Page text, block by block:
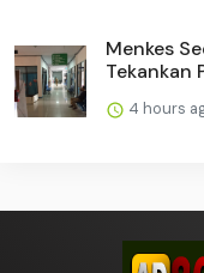
Menkes
Tekankan
4 hours